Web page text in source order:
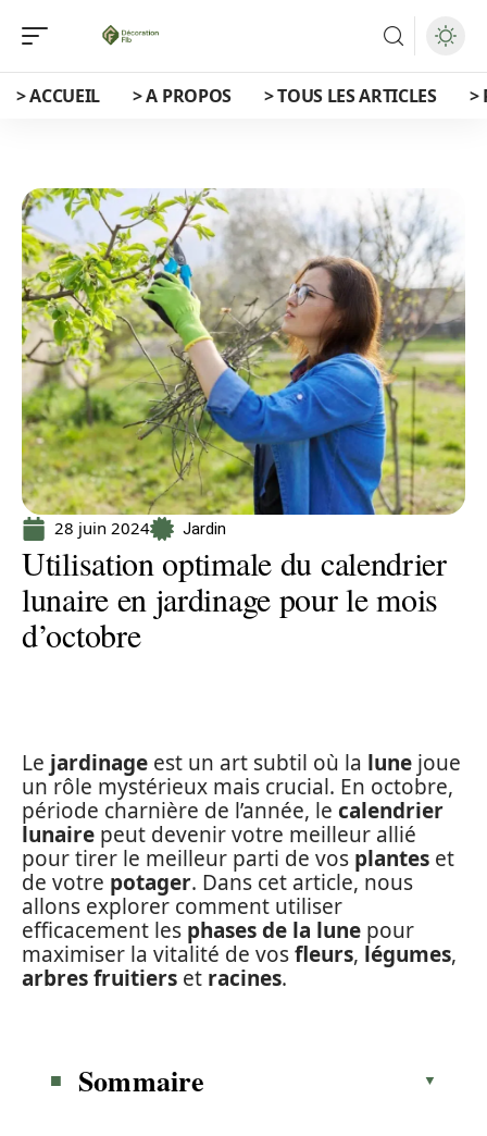
> ACCUEIL > A PROPOS > TOUS LES ARTICLES >
28 juin 2024 Jardin
Utilisation optimale du calendrier
lunaire en jardinage pour le mois
d’octobre
Le jardinage est un art subtil où la lune joue
un rôle mystérieux mais crucial. En octobre,
période charnière de l’année, le calendrier
lunaire peut devenir votre meilleur allié
pour tirer le meilleur parti de vos plantes et
de votre potager. Dans cet article, nous
allons explorer comment utiliser
efficacement les phases de la lune pour
maximiser la vitalité de vosfleurs, légumes,
arbres fruitiers et racines.
Sommaire